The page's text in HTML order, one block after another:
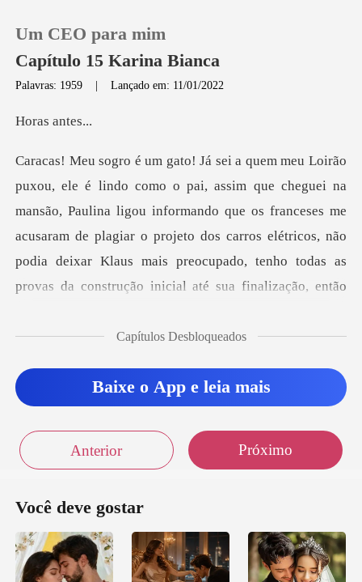
Loja
Histórico
Sair
Um CEO para mim
Capítulo 15 Karina Bianca
Palavras: 1959 |Lançado em: 11/01/2022
s an
ão, Paulina ligou informando que os franceses me
acusaram de plagiar o projeto dos carros elétricos, não
podia
Capítulos Desbloqueados
Baixe o App e leia mais
Anterior Próximo
Você deve gostar